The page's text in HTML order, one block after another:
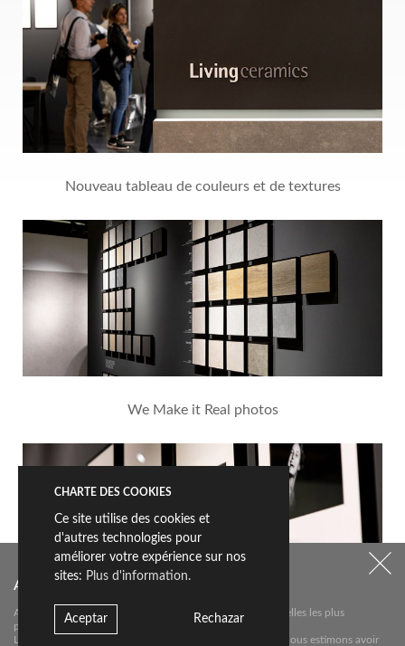
Nouveau tableau de couleurs et de textures
We Make it Real photos
Abonnez-vous à notre newsletter
Abonnez-vous à notre newsletter pour connaître les nouvelles les plus
pertinentes sur
Livingceramics. Nous ne vous enverrons un e-mail que si nous estimons avoir
CHARTE DES COOKIES
Ce site utilise des cookies et
d'autres technologies pour
améliorer votre expérience sur nos
sites: Plus d'information.
Aceptar Rechazar